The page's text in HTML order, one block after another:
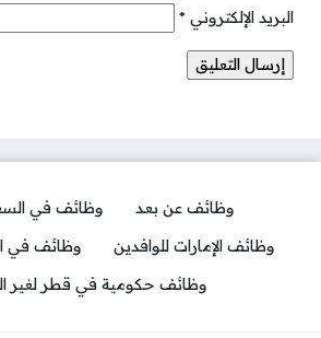
البريد الإلكتروني *
وظائف عن بعد
وظائف في
وظائف الإمارات للوافدين
وظائف في
وظائف حكومية في قطر لغير